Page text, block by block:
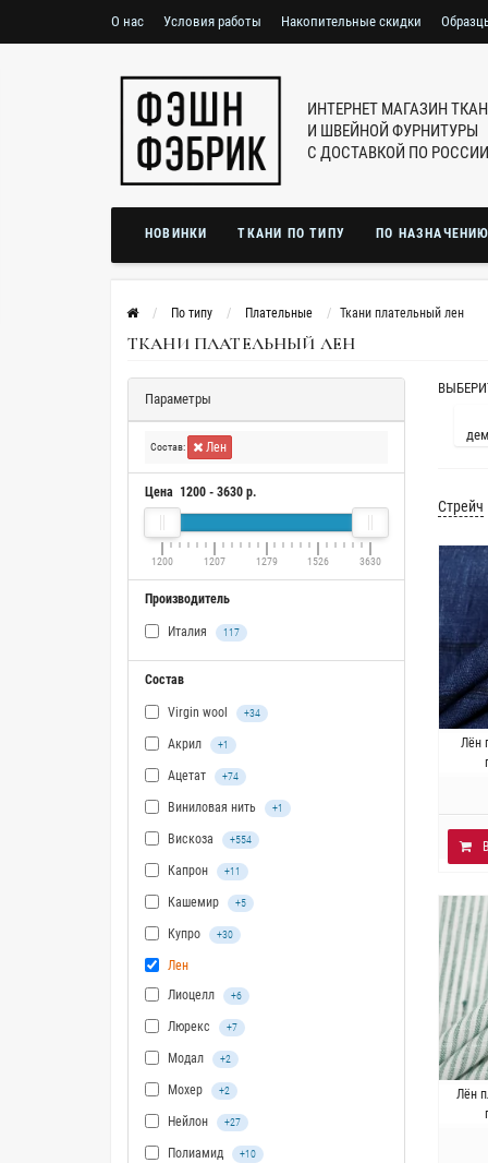
О нас Условия работы Накопительные скидки
ИНТЕРНЕТ МАГАЗИН
И ШВЕЙНОЙ ФУРНИТУРЫ
С ДОСТАВКОЙ ПО РОССИИ
НОВИНКИ ТКАНИ ПО ТИПУ ПО НАЗНАЧЕНИЮ
По типу Плательные Ткани плательный лен
ТКАНИ ПЛАТЕЛЬНЫЙ ЛЕН
Параметры
Состав: Лен
Цена 1200 - 3630 р.
1200 1207 1279 1526 3630
Производитель
Италия 117
Состав
Virgin wool +34
Акрил +1
Ацетат +74
Виниловая нить +1
Вискоза +554
Капрон +11
Кашемир +5
Купро +30
Лен
Лиоцелл
+6
Люрекс +7
Модал +2
Мохер +2
Нейлон +27
Полиамид +10
Стрейч
Лён
Лён